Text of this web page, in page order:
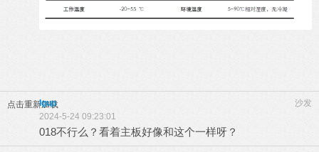
点击重新加载 沙发
lgup
2024-5-24 09:23:01
018不行么？看着主板好像和这个一样呀？